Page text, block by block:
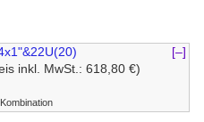
[–]
inkl. MwSt.: 618,80 €)